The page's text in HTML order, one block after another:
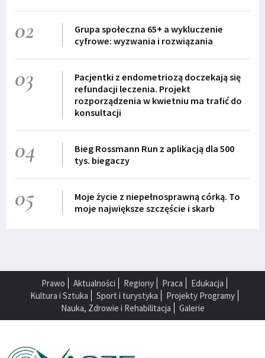
02
Grupa społeczna 65+ a wykluczenie
cyfrowe: wyzwania i rozwiązania
03
Pacjentki z endometriozą doczekają się
refundacji leczenia. Projekt
rozporządzenia w kwietniu ma trafić do
konsultacji
04
Bieg Rossmann Run z aplikacją dla 500
tys. biegaczy
05
Moje życie z niepełnosprawną córką. To
moje największe szczęście i skarb
Prawo Aktualności Regiony Praca
Edukacja
Kultura i Sztuka
Sport i turystyka
Projekty Programy
Nauka, Zdrowie i Rehabilitacja
Galerie